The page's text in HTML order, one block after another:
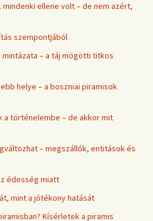
ellene volt – de nem azért,
szempontjából
– a táj mögötti titkos
helye – a boszniai piramisok
a történelembe – de akkor mit
– megszállók, entitások és
édesség miatt
mint a jótékony hatását
Kísérletek a piramis